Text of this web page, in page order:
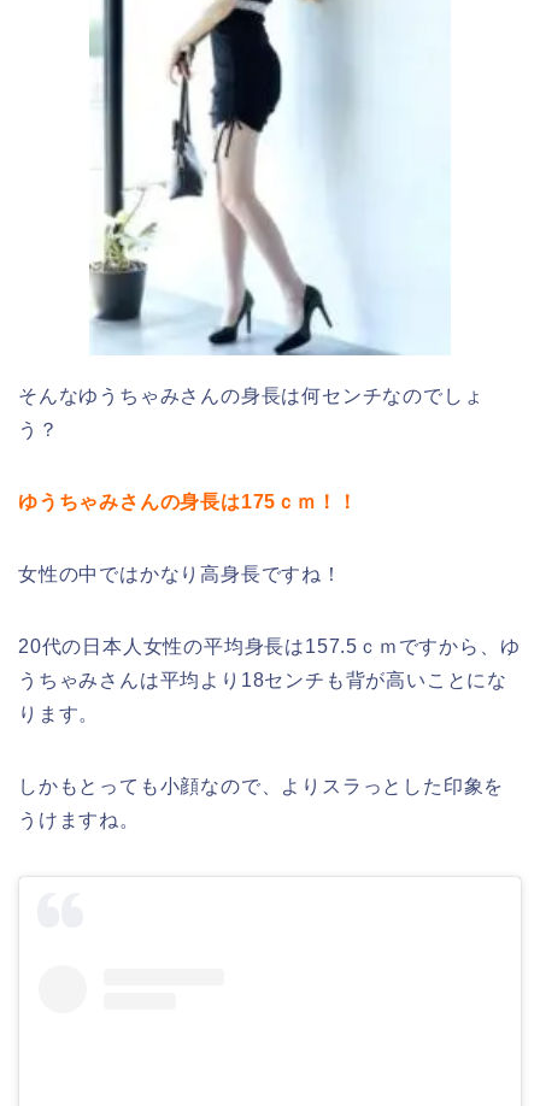
そんなゆうちゃみさんの身長は何センチなのでしょ
う？
ゆうちゃみさんの身長は175ｃｍ！！
女性の中ではかなり高身長ですね！
20代の日本人女性の平均身長は157.5ｃｍですから、ゆ
うちゃみさんは平均より18センチも背が高いことにな
ります。
しかもとっても小顔なので、よりスラっとした印象を
うけますね。